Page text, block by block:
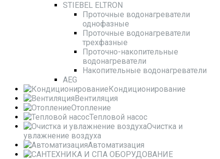
STIEBEL ELTRON
Проточные водонагреватели
однофазные
Проточные водонагреватели
трехфазные
Проточно-накопительные
водонагреватели
Накопительные водонагреватели
AEG
Кондиционирование
Вентиляция
Отопление
Тепловой насос
Очистка и
увлажнение воздуха
Автоматизация